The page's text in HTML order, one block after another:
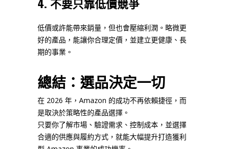
低價或許能帶來銷量，但也會壓縮利潤。略微更
好的產品，能讓你合理定價，並建立更健康、長
期的事業。
總結：選品決定一切
在 2026 年，Amazon 的成功不再依賴捷徑，而
是取決於策略性的產品選擇。
只要你了解市場、驗證需求、控制成本，並選擇
合適的供應與履約方式，就能大幅提升打造獲利